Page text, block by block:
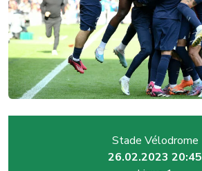
Stade Vélodrome
26.02.2023 20:45